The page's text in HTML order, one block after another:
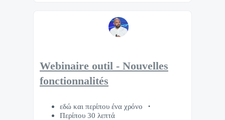
Webinaire outil - Nouvelles
fonctionnalités
εδώ και περίπου ένα χρόνο
Περίπου 30 λεπτά